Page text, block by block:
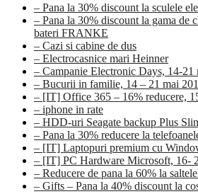
– Pana la 30% discount la sculele
– Pana la 30% discount la gama de
bateri FRANKE
– Cazi si cabine de dus
– Electrocasnice mari Heinner
– Campanie Electronic Days, 14-21
– Bucurii in familie, 14 – 21 mai
– [IT] Office 365 – 16% reducere,
– iphone in rate
– HDD-uri Seagate backup Plus
– Pana la 30% reducere la
– [IT] Laptopuri premium cu
– [IT] PC Hardware Microsoft, 16-
– Reducere de pana la 60% la
– Gifts – Pana la 40% discount la